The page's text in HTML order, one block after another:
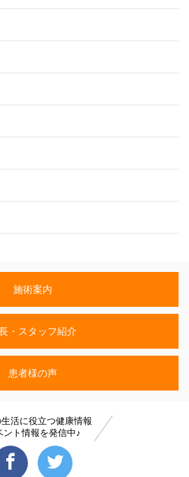
施術案内
・スタッフ紹介
患者様の声
生活に役立つ健康情報
ント情報を発信中♪